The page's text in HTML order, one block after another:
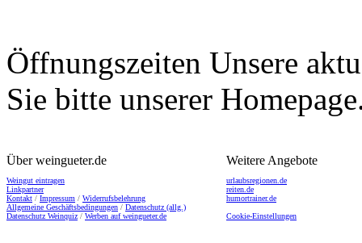
Öffnungszeiten Unsere
Sie bitte unserer
Über weingueter.de
Weingut eintragen
Linkpartner
Kontakt / Impressum / Widerrufsbelehrung
Allgemeine Geschäftsbedingungen / Datenschutz (allg.)
Datenschutz Weinquiz / Werben auf weingueter.de
Weitere Angebote
urlaubsregionen.de
reiten.de
humortrainer.de
Cookie-Einstellungen